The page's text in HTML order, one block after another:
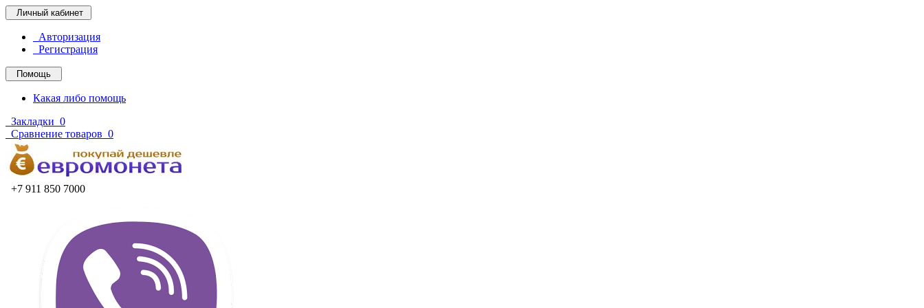
Личный кабинет
Авторизация
Регистрация
Помощь
Какая либо помощь
Закладки 0
Сравнение товаров 0
+7 911 850 7000